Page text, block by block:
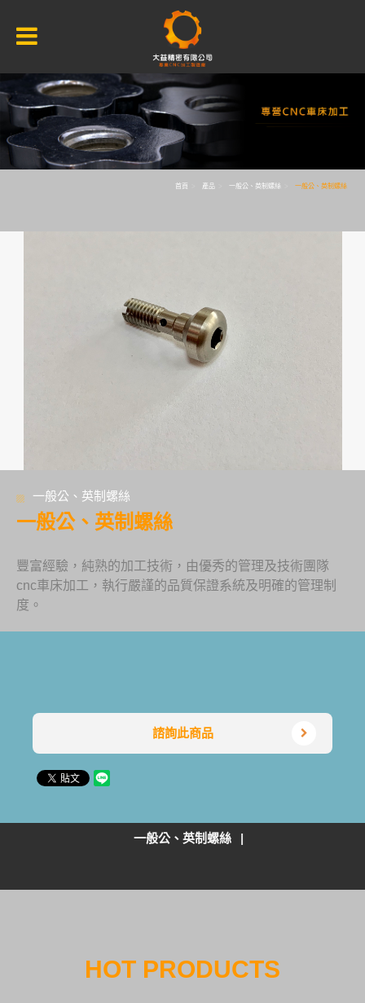
首頁 產品 一般公、英制螺絲 一般公、英制螺絲
一般公、英制螺絲
一般公、英制螺絲
豐富經驗，純熟的加工技術，由優秀的管理及技術團隊
cnc車床加工，執行嚴謹的品質保證系統及明確的管理制
度。
諮詢此商品
一般公、英制螺絲
HOT PRODUCTS